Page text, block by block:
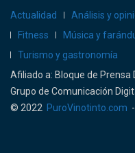
Actualidad Análisis y
Fitness
Música y
Turismo y gastronomía
Afiliado a: Bloque de Prensa
Grupo de Comunicación
© 2022 PuroVinotinto.com